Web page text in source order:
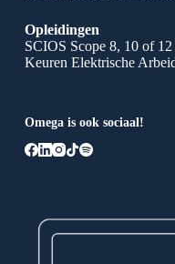
Opleidingen
SCIOS Scope 8, 10 of
Keuren Elektrische
Omega is ook sociaal!